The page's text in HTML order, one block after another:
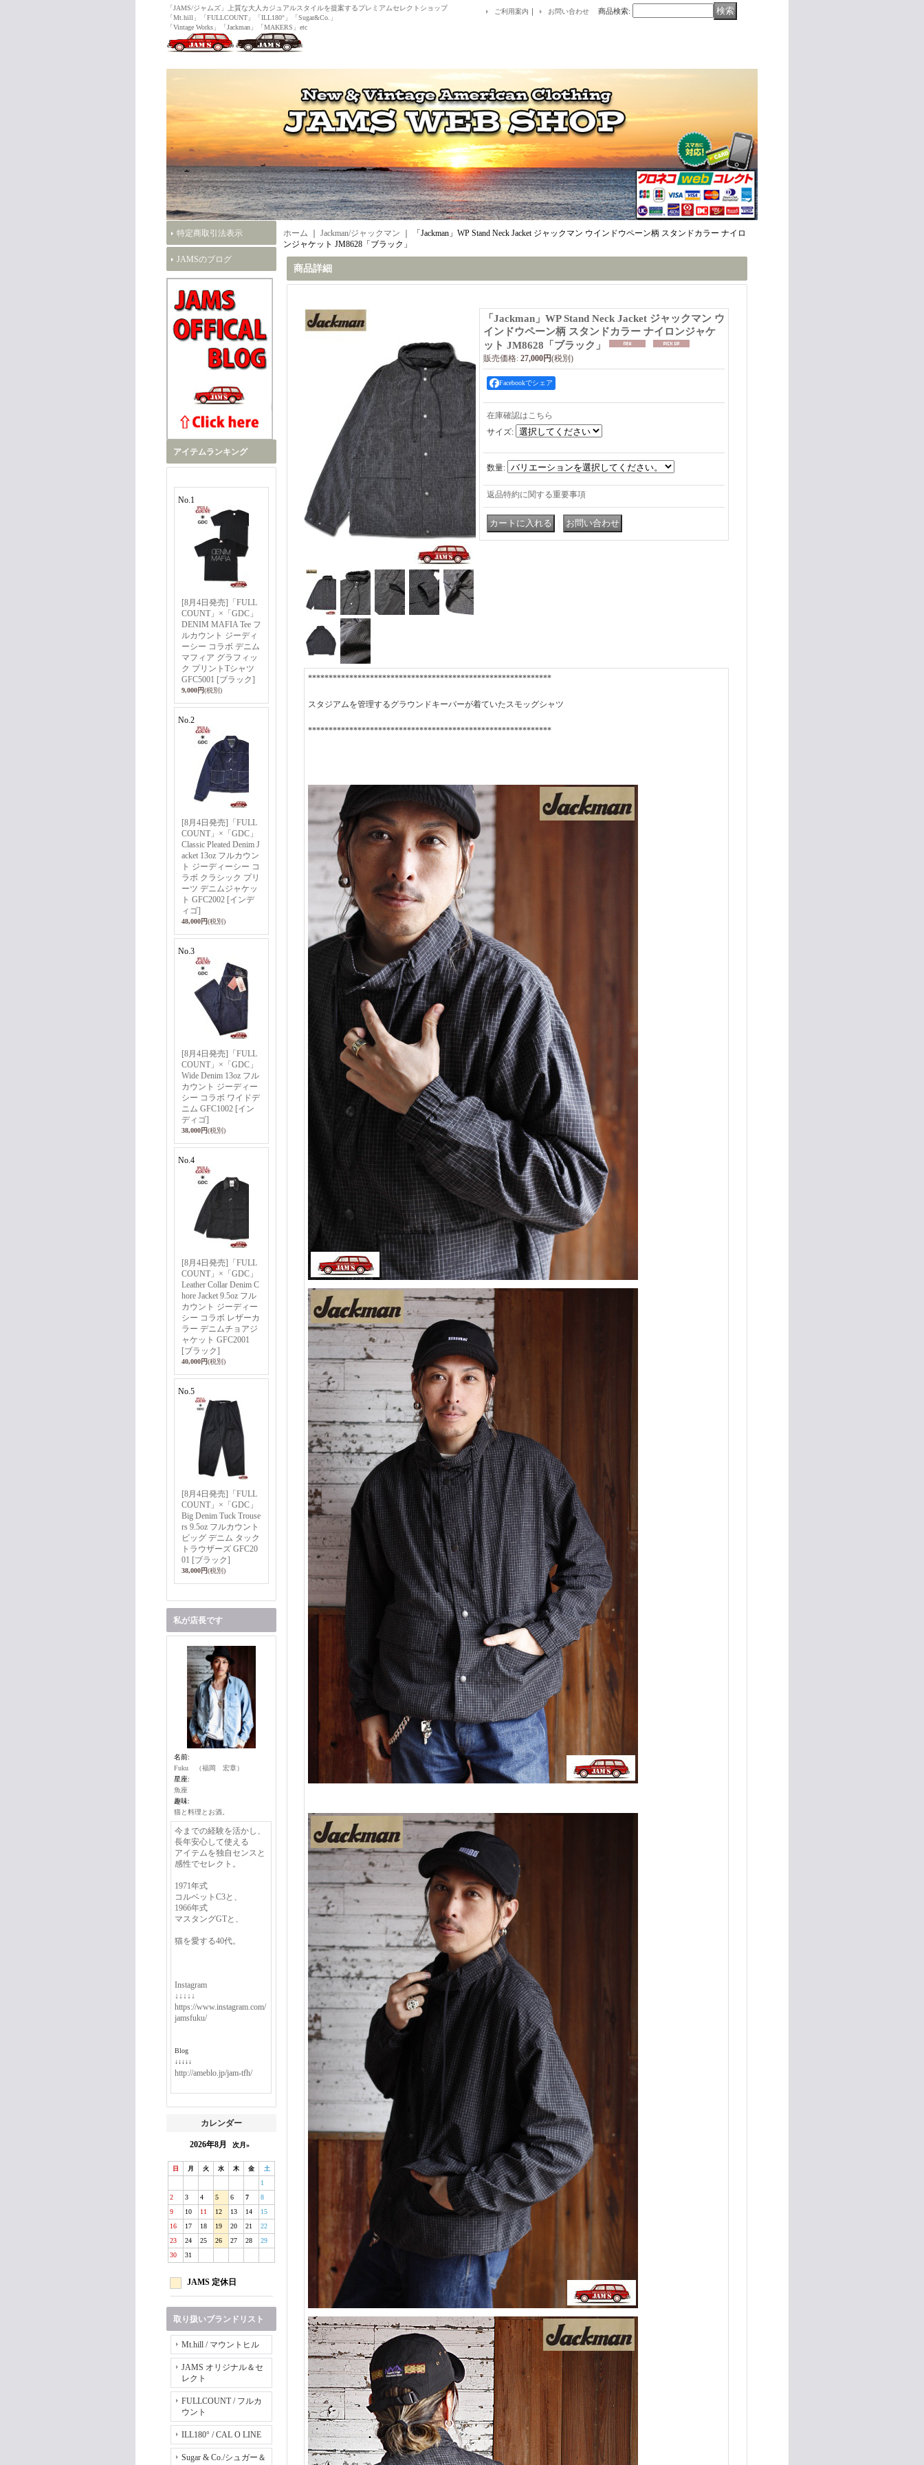
「JAMS/ジャムズ」上質な大人カジュアルスタイルを提案するプレミアムセレクトショップ
「Mt.hill」「FULLCOUNT」「ILL180°」「Sugar&Co.」
「Vintage Works」「Jackman」「MAKERS」etc
ご利用案内 ｜ お問い合わせ 商品検索:
特定商取引法表示
JAMSのブログ
アイテムランキング
No.1
[8月4日発売]「FULL
COUNT」×「GDC」
DENIM MAFIA Tee フ
ルカウント ジーディ
ーシー コラボ デニム
マフィア グラフィッ
ク プリントTシャツ
GFC5001 [ブラック]
9,000円(税別)
No.2
[8月4日発売]「FULL
COUNT」×「GDC」
Classic Pleated Denim J
acket 13oz フルカウン
ト ジーディーシー コ
ラボ クラシック プリ
ーツ デニムジャケッ
ト GFC2002 [インデ
ィゴ]
48,000円(税別)
No.3
[8月4日発売]「FULL
COUNT」×「GDC」
Wide Denim 13oz フル
カウント ジーディー
シー コラボ ワイドデ
ニム GFC1002 [イン
ディゴ]
38,000円(税別)
No.4
[8月4日発売]「FULL
COUNT」×「GDC」
Leather Collar Denim C
hore Jacket 9.5oz フル
カウント ジーディー
シー コラボ レザーカ
ラー デニムチョアジ
ャケット GFC2001
[ブラック]
40,000円(税別)
No.5
[8月4日発売]「FULL
COUNT」×「GDC」
Big Denim Tuck Trouse
rs 9.5oz フルカウント
ビッグ デニム タック
トラウザーズ GFC20
01 [ブラック]
38,000円(税別)
私が店長です
名前:
Fuku （福岡 宏章）
星座:
魚座
趣味:
猫と料理とお酒。
今までの経験を活かし、
長年安心して使える
アイテムを独自センスと
感性でセレクト。
1971年式
コルベットC3と、
1966年式
マスタングGTと、
猫を愛する40代。
Instagram
↓↓↓↓↓
https://www.instagram.com/
jamsfuku/
Blog
↓↓↓↓↓
http://ameblo.jp/jam-tfh/
カレンダー
2026年8月 次月»
日 月 火 水 木 金 土
1
2
3 4 5 6 7
8
9
10 11 12 13 14
15
16
17 18 19 20 21
22
23
24 25 26 27 28
29
30
31
JAMS 定休日
取り扱いブランドリスト
Mt.hill / マウントヒル
JAMS オリジナル＆セ
レクト
FULLCOUNT / フルカ
ウント
ILL180° / CAL O LINE
Sugar & Co./シュガー＆
ホーム Jackman/ジャックマン
「Jackman」WP Stand Neck Jacket ジャックマン ウインドウペーン柄 スタンドカラー ナイロ
ンジャケット JM8628「ブラック」
商品詳細
「Jackman」WP Stand Neck Jacket ジャックマン ウ
インドウペーン柄 スタンドカラー ナイロンジャケ
ット JM8628「ブラック」
販売価格: 27,000円(税別)
Facebookでシェア
在庫確認はこちら
サイズ:
数量:
返品特約に関する重要事項
***********************************************************
スタジアムを管理するグラウンドキーパーが着ていたスモッグシャツ
***********************************************************